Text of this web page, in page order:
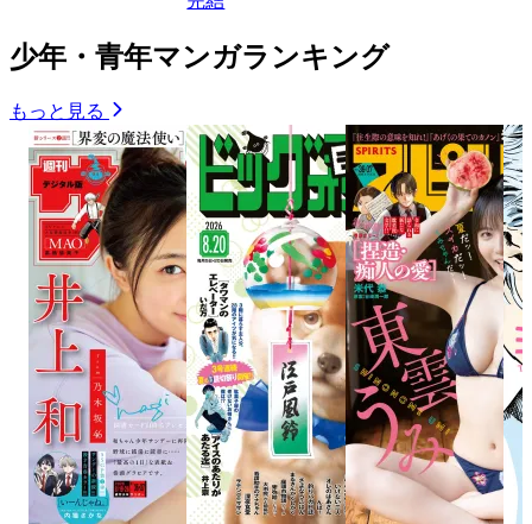
少年・青年マンガランキング
もっと見る